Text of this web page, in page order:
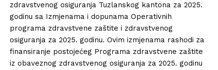
zdravstvenog osiguranja Tuzlanskog kantona za 2025.
godinu sa Izmjenama i dopunama Operativnih
programa zdravstvene zaštite i zdravstvenog
osiguranja za 2025. godinu. Ovim izmjenama rashodi za
finansiranje postojećeg Programa zdravstvene zaštite
iz obaveznog zdravstvenog osiguranja za 2025. godinu